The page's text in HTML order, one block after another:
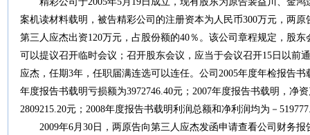
案机读材料载明，被告精彩公司的注册资本为人民币300万元，两
第三人应杰出资120万元，占股份额的40％。该公司章程规定，股
可以提议召开临时会议；召开股东会议，应当于会议召开15日以前
应杰，任期3年，任职届满连选可以连任。公司2005年度年检报告书
年度报告书载明亏损额为3972746.40元；2007年度报告书载明，净
2809215.20元；2008年度报告书载明利润总额和净利润均为－
2009年6月30日，两原告向第三人应杰发函申请查看公司财务报